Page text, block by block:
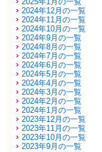
2024年12月の一覧
2024年11月の一覧
2024年10月の一覧
2024年9月の一覧
2024年8月の一覧
2024年7月の一覧
2024年6月の一覧
2024年5月の一覧
2024年4月の一覧
2024年3月の一覧
2024年2月の一覧
2024年1月の一覧
2023年12月の一覧
2023年11月の一覧
2023年10月の一覧
2023年9月の一覧